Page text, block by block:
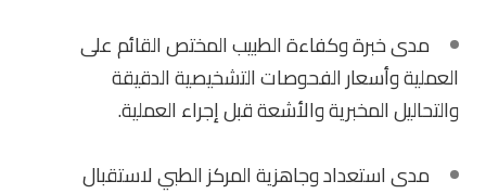
مدى خبرة وكفاءة الطبيب المختص القائم على
العملية وأسعار الفحوصات التشخيصية الدقيقة
والتحاليل المخبرية والأشعة قبل إجراء العملية.
مدى استعداد وجاهزية المركز الطبي لاستقبال